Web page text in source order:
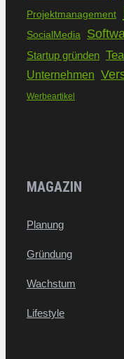
Projektmanagement
SocialMedia
Startup gründen
Unternehmen
Werbeartikel
MAGAZIN
Planung
Gründung
Wachstum
Lifestyle